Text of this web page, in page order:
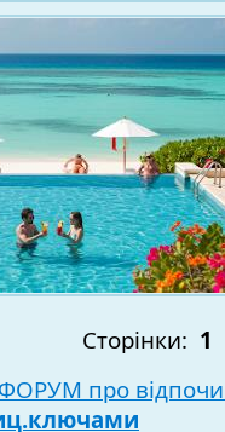
Сторінки: 1
ФОРУМ про